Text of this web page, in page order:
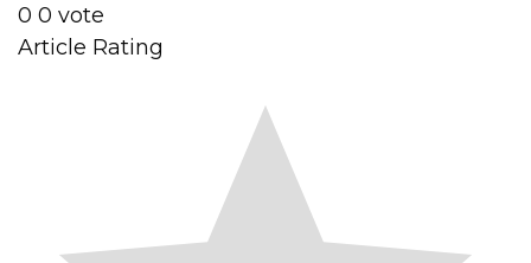
0 0 vote
Article Rating